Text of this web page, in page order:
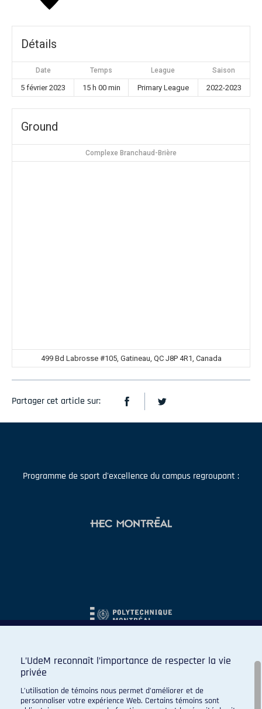
Détails
Date Temps League Saison
5 février 2023 15 h 00 min Primary League 2022-2023
Ground
Complexe Branchaud-Brière
499 Bd Labrosse #105, Gatineau, QC J8P 4R1, Canada
Partager cet article sur:
Programme de sport d'excellence du campus regroupant :
L’UdeM reconnaît l’importance de respecter la vie
privée
L’utilisation de témoins nous permet d’améliorer et de
personnaliser votre expérience Web. Certains témoins sont